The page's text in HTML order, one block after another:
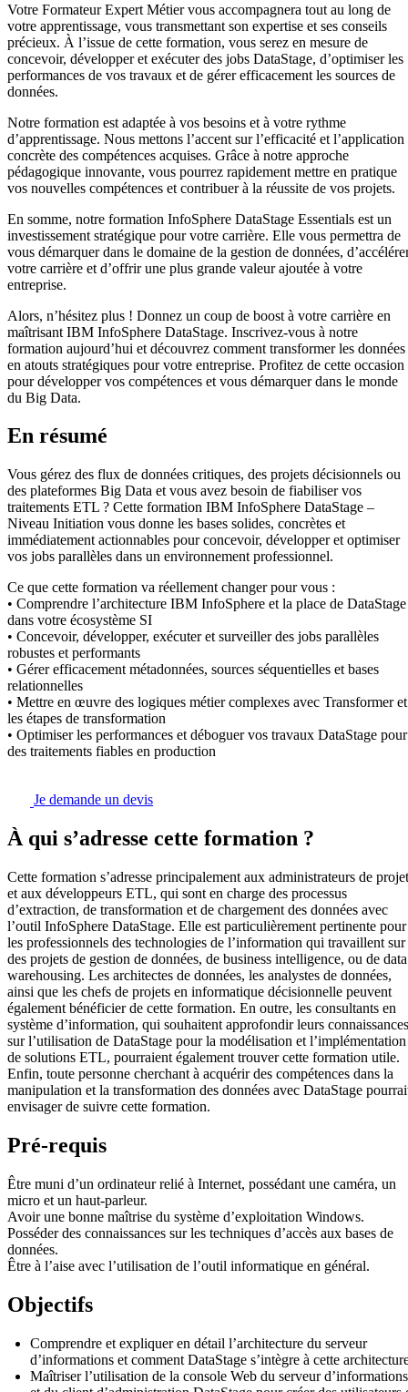
Votre Formateur Expert Métier vous accompagnera tout au long de
votre apprentissage, vous transmettant son expertise et ses conseils
précieux. À l’issue de cette formation, vous serez en mesure de
concevoir, développer et exécuter des jobs DataStage, d’optimiser les
performances de vos travaux et de gérer efficacement les sources de
données.
Notre formation est adaptée à vos besoins et à votre rythme
d’apprentissage. Nous mettons l’accent sur l’efficacité et l’application
concrète des compétences acquises. Grâce à notre approche
pédagogique innovante, vous pourrez rapidement mettre en pratique
vos nouvelles compétences et contribuer à la réussite de vos projets.
En somme, notre formation InfoSphere DataStage Essentials est un
investissement stratégique pour votre carrière. Elle vous permettra de
vous démarquer dans le domaine de la gestion de données,
votre carrière et d’offrir une plus grande valeur ajoutée à votre
entreprise.
Alors, n’hésitez plus ! Donnez un coup de boost à votre carrière en
maîtrisant IBM InfoSphere DataStage. Inscrivez-vous à notre
formation aujourd’hui et découvrez comment transformer les données
en atouts stratégiques pour votre entreprise. Profitez de cette occasion
pour développer vos compétences et vous démarquer dans le monde
du Big Data.
En résumé
Vous gérez des flux de données critiques, des projets décisionnels ou
des plateformes Big Data et vous avez besoin de fiabiliser vos
traitements ETL ? Cette formation IBM InfoSphere DataStage –
Niveau Initiation vous donne les bases solides, concrètes et
immédiatement actionnables pour concevoir, développer et optimiser
vos jobs parallèles dans un environnement professionnel.
Ce que cette formation va réellement changer pour vous :
• Comprendre l’architecture IBM InfoSphere et la place de DataStage
dans votre écosystème SI
• Concevoir, développer, exécuter et surveiller des jobs parallèles
robustes et performants
• Gérer efficacement métadonnées, sources séquentielles et bases
relationnelles
• Mettre en œuvre des logiques métier complexes avec Transformer et
les étapes de transformation
• Optimiser les performances et déboguer vos travaux DataStage pour
des traitements fiables en production
Je demande un devis
À qui s’adresse cette formation ?
Cette formation s’adresse principalement aux administrateurs de
et aux développeurs ETL, qui sont en charge des processus
d’extraction, de transformation et de chargement des données avec
l’outil InfoSphere DataStage. Elle est particulièrement pertinente pour
les professionnels des technologies de l’information qui travaillent sur
des projets de gestion de données, de business intelligence, ou de data
warehousing. Les architectes de données, les analystes de données,
ainsi que les chefs de projets en informatique décisionnelle peuvent
également bénéficier de cette formation. En outre, les consultants en
système d’information, qui souhaitent approfondir leurs connaissances
sur l’utilisation de DataStage pour la modélisation et l’implémentation
de solutions ETL, pourraient également trouver cette formation utile.
Enfin, toute personne cherchant à acquérir des compétences dans la
manipulation et la transformation des données avec DataStage
envisager de suivre cette formation.
Pré-requis
Être muni d’un ordinateur relié à Internet, possédant une caméra, un
micro et un haut-parleur.
Avoir une bonne maîtrise du système d’exploitation Windows.
Posséder des connaissances sur les techniques d’accès aux bases de
données.
Être à l’aise avec l’utilisation de l’outil informatique en général.
Objectifs
Comprendre et expliquer en détail l’architecture du serveur
d’informations et comment DataStage s’intègre à cette
Maîtriser l’utilisation de la console Web du serveur d’informations